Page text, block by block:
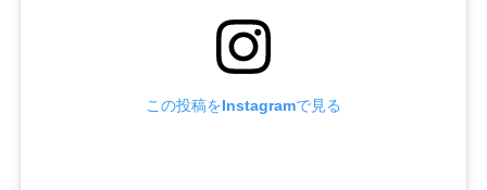
この投稿をInstagramで見る